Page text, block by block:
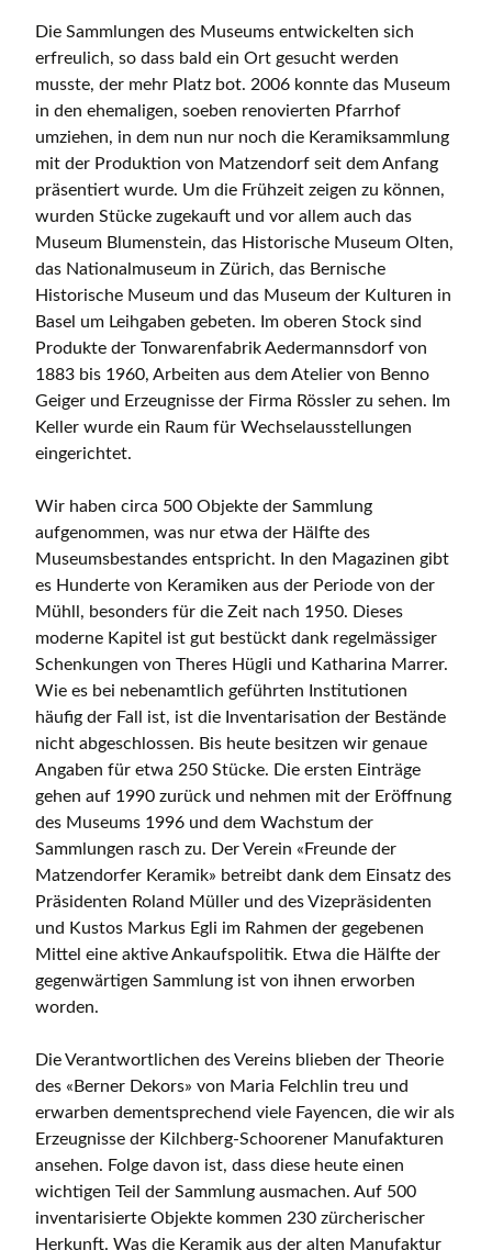
Die Sammlungen des Museums entwickelten sich
erfreulich, so dass bald ein Ort gesucht werden
musste, der mehr Platz bot. 2006 konnte das Museum
in den ehemaligen, soeben renovierten Pfarrhof
umziehen, in dem nun nur noch die Keramiksammlung
mit der Produktion von Matzendorf seit dem Anfang
präsentiert wurde. Um die Frühzeit zeigen zu können,
wurden Stücke zugekauft und vor allem auch das
Museum Blumenstein, das Historische Museum Olten,
das Nationalmuseum in Zürich, das Bernische
Historische Museum und das Museum der Kulturen in
Basel um Leihgaben gebeten. Im oberen Stock sind
Produkte der Tonwarenfabrik Aedermannsdorf von
1883 bis 1960, Arbeiten aus dem Atelier von Benno
Geiger und Erzeugnisse der Firma Rössler zu sehen. Im
Keller wurde ein Raum für Wechselausstellungen
eingerichtet.
Wir haben circa 500 Objekte der Sammlung
aufgenommen, was nur etwa der Hälfte des
Museumsbestandes entspricht. In den Magazinen gibt
es Hunderte von Keramiken aus der Periode von der
Mühll, besonders für die Zeit nach 1950. Dieses
moderne Kapitel ist gut bestückt dank regelmässiger
Schenkungen von Theres Hügli und Katharina Marrer.
Wie es bei nebenamtlich geführten Institutionen
häufig der Fall ist, ist die Inventarisation der Bestände
nicht abgeschlossen. Bis heute besitzen wir genaue
Angaben für etwa 250 Stücke. Die ersten Einträge
gehen auf 1990 zurück und nehmen mit der Eröffnung
des Museums 1996 und dem Wachstum der
Sammlungen rasch zu. Der Verein «Freunde der
Matzendorfer Keramik» betreibt dank dem Einsatz des
Präsidenten Roland Müller und des Vizepräsidenten
und Kustos Markus Egli im Rahmen der gegebenen
Mittel eine aktive Ankaufspolitik. Etwa die Hälfte der
gegenwärtigen Sammlung ist von ihnen erworben
worden.
Die Verantwortlichen des Vereins blieben der Theorie
des «Berner Dekors» von Maria Felchlin treu und
erwarben dementsprechend viele Fayencen, die wir als
Erzeugnisse der Kilchberg-Schoorener Manufakturen
ansehen. Folge davon ist, dass diese heute einen
wichtigen Teil der Sammlung ausmachen. Auf 500
inventarisierte Objekte kommen 230 zürcherischer
Herkunft. Was die Keramik aus der alten Manufaktur